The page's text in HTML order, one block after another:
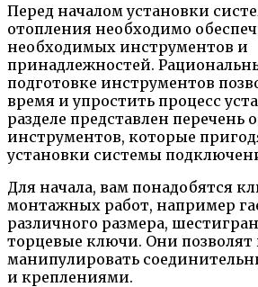
Перед началом установки
отопления необходимо
необходимых инструментов и
принадлежностей.
подготовке инструментов
время и упростить процесс
разделе представлен перечень
инструментов, которые
установки системы
Для начала, вам понадобятся
монтажных работ, например
различного размера,
торцевые ключи. Они
манипулировать
и креплениями.